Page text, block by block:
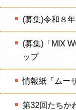
(募集)令和８
(募集)「MIX
ップ
情報紙「ムー
第32回たちか